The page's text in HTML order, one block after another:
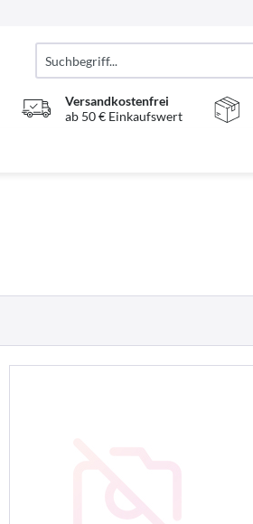
Versandkostenfrei
ab 50 € Einkaufswert